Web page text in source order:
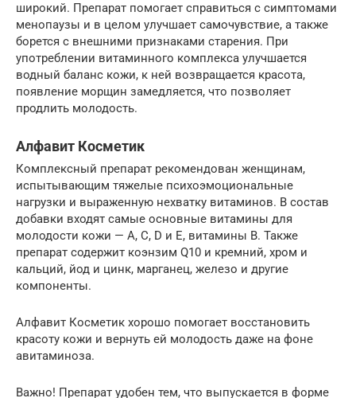
широкий. Препарат помогает справиться с симптомами
менопаузы и в целом улучшает самочувствие, а также
борется с внешними признаками старения. При
употреблении витаминного комплекса улучшается
водный баланс кожи, к ней возвращается красота,
появление морщин замедляется, что позволяет
продлить молодость.
Алфавит Косметик
Комплексный препарат рекомендован женщинам,
испытывающим тяжелые психоэмоциональные
нагрузки и выраженную нехватку витаминов. В состав
добавки входят самые основные витамины для
молодости кожи — А, С, D и Е, витамины В. Также
препарат содержит коэнзим Q10 и кремний, хром и
кальций, йод и цинк, марганец, железо и другие
компоненты.
Алфавит Косметик хорошо помогает восстановить
красоту кожи и вернуть ей молодость даже на фоне
авитаминоза.
Важно! Препарат удобен тем, что выпускается в форме